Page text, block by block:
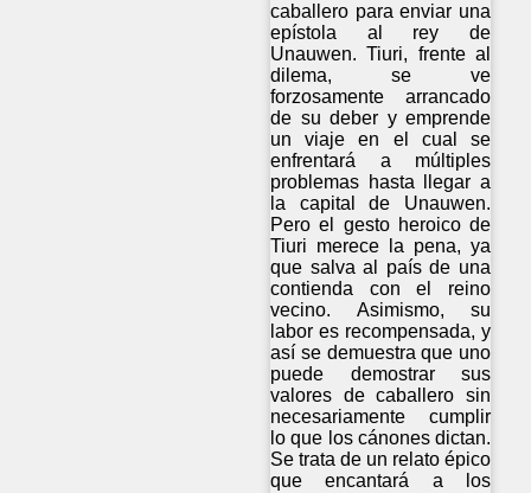
caballero para enviar una
epístola al rey de
Unauwen. Tiuri, frente al
dilema, se ve
forzosamente arrancado
de su deber y emprende
un viaje en el cual se
enfrentará a múltiples
problemas hasta llegar a
la capital de Unauwen.
Pero el gesto heroico de
Tiuri merece la pena, ya
que salva al país de una
contienda con el reino
vecino. Asimismo, su
labor es recompensada, y
así se demuestra que uno
puede demostrar sus
valores de caballero sin
necesariamente cumplir
lo que los cánones dictan.
Se trata de un relato épico
que encantará a los